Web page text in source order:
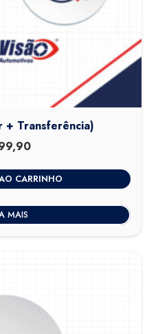
+ Transferência)
CARRINHO
MAIS